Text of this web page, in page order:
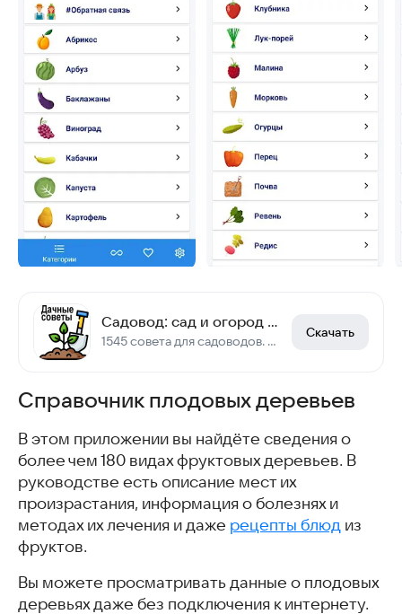
1545 совета для садоводов. Работает без интернета.
Скачать
Справочник плодовых деревьев
В этом приложении вы найдёте сведения о
более чем 180 видах фруктовых деревьев. В
руководстве есть описание мест их
произрастания, информация о болезнях и
методах их лечения и даже рецепты блюд из
фруктов.
Вы можете просматривать данные о плодовых
деревьях даже без подключения к интернету.